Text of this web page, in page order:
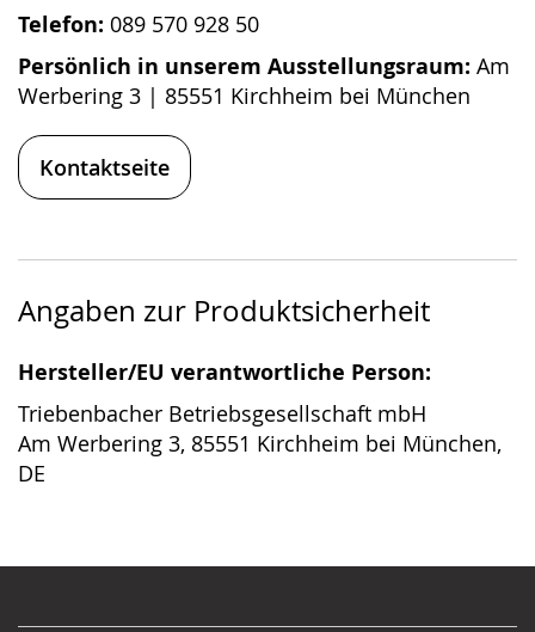
Telefon: 089 570 928 50
Persönlich in unserem Ausstellungsraum: Am
Werbering 3 | 85551 Kirchheim bei München
Kontaktseite
Angaben zur Produktsicherheit
Hersteller/EU verantwortliche Person:
Triebenbacher Betriebsgesellschaft mbH
Am Werbering 3, 85551 Kirchheim bei München,
DE